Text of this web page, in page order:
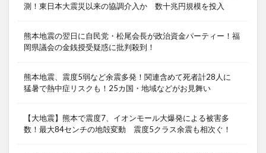
測！東日本大震災以来の協調介入か 数十兆円規模を投入
熊本地震の翌日に自民党・松尾会長が政治資金パーティー！福
岡県議会の金銭授受疑惑に批判殺到！
熊本地震、震度5弱など余震多発！関連含めて死者計28人に
猛暑で熱中症リスクも！25カ国・地域などがお見舞い
【大地震】熊本で震度7、イオンモール大爆発による被害多
数！最大84センチの地殻変動 震度5クラス余震も相次ぐ！